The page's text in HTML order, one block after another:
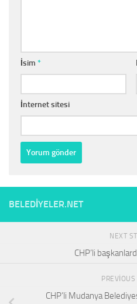
İsim *
İnternet sitesi
BELEDIYELER.NET
NEXT
CHP’li
PREVIOUS
CHP’li Mudanya